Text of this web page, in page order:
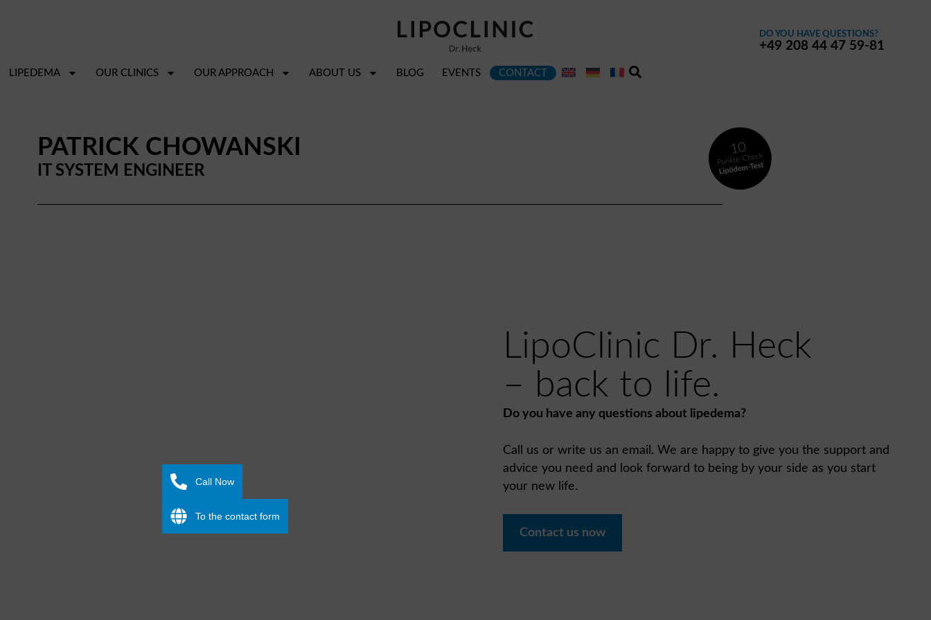
DO YOU HAVE QUESTIONS?
+49 208 44 47 59-81
LIPEDEMA OUR CLINICS OUR APPROACH ABOUT US BLOG EVENTS CONTACT
PATRICK CHOWANSKI
IT SYSTEM ENGINEER
LipoClinic Dr. Heck
– back to life.
Do you have any questions about lipedema?
Call us or write us an email. We are happy to give you the support and
advice you need and look forward to being by your side as you start
your new life.
Contact us now
Call Now
To the contact form